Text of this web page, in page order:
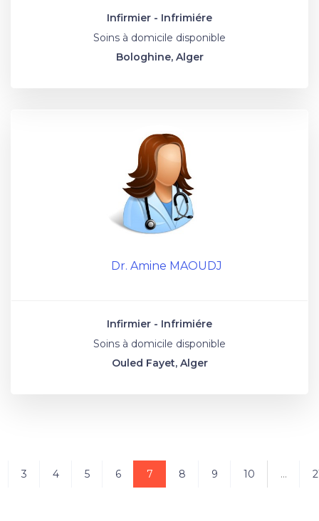
Infirmier - Infrimiére
Soins à domicile disponible
Bologhine, Alger
Dr. Amine MAOUDJ
Infirmier - Infrimiére
Soins à domicile disponible
Ouled Fayet, Alger
3 4 5 6 7 8 9 10 ...